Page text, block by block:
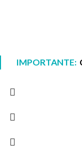
IMPORTANTE: